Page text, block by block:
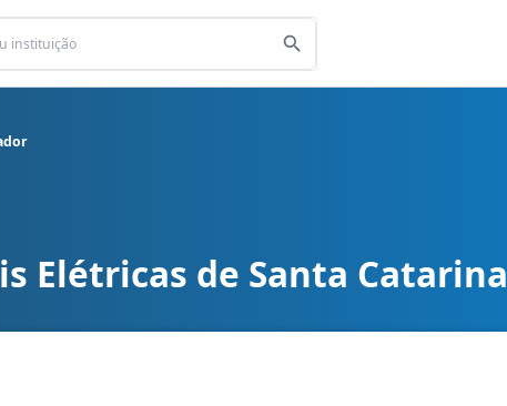
Administrador
Elétricas de Santa Catarina